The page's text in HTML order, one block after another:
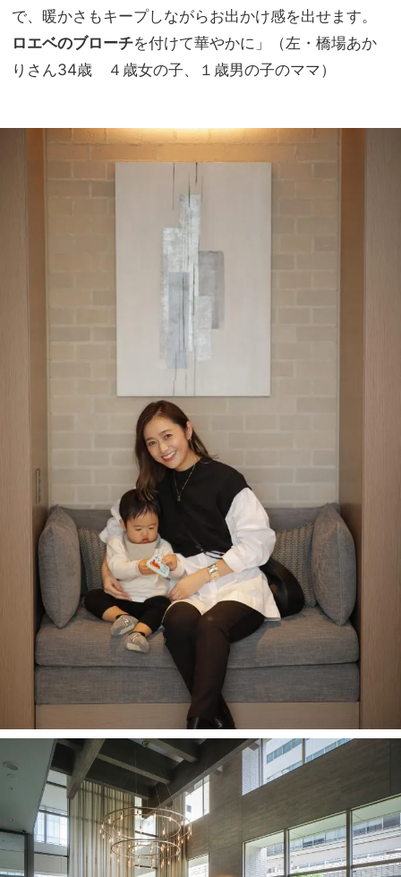
で、暖かさもキープしながらお出かけ感を出せます。
ロエベのブローチを付けて華やかに」（左・橋場あか
りさん34歳 ４歳女の子、１歳男の子のママ）